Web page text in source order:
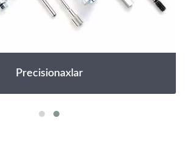
Precisionaxlar